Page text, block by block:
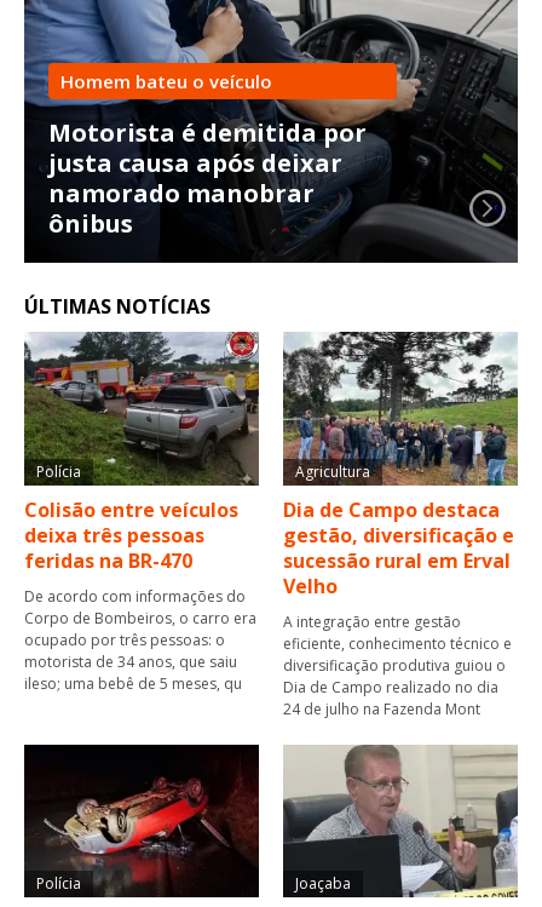
Homem bateu o veículo
Motorista é demitida por
justa causa após deixar
namorado manobrar
ônibus
ÚLTIMAS NOTÍCIAS
Polícia
Colisão entre veículos
deixa três pessoas
feridas na BR-470
De acordo com informações do
Corpo de Bombeiros, o carro era
ocupado por três pessoas: o
motorista de 34 anos, que saiu
ileso; uma bebê de 5 meses, qu
Agricultura
Dia de Campo destaca
gestão, diversificação e
sucessão rural em Erval
Velho
A integração entre gestão
eficiente, conhecimento técnico e
diversificação produtiva guiou o
Dia de Campo realizado no dia
24 de julho na Fazenda Mont
Polícia Joaçaba